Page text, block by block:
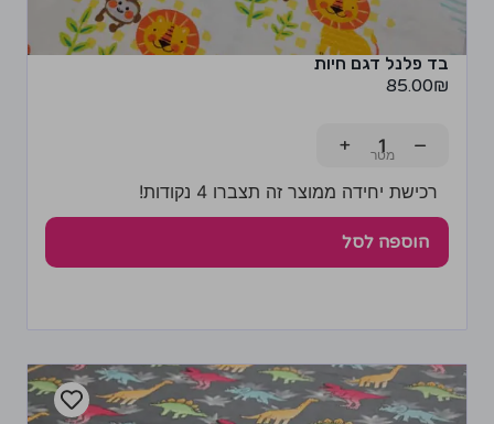
בד פלנל דגם חיות
85.00₪
−
+
רכישת יחידה ממוצר זה תצברו 4 נקודות!
הוספה לסל